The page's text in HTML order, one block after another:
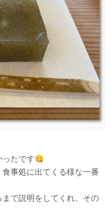
ったです
事処に出てくる様な一番
で説明をしてくれ、その